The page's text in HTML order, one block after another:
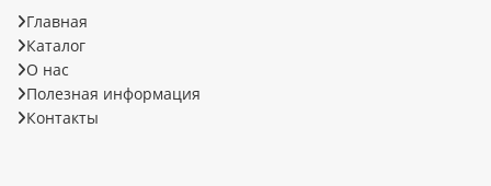
Главная
Каталог
О нас
Полезная информация
Контакты